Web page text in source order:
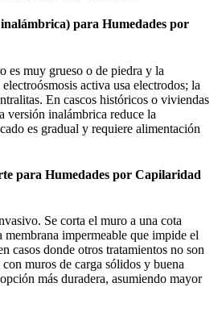
para Humedades por
es muy grueso o de piedra y la
activa usa electrodos; la
En cascos históricos o viviendas
versión inalámbrica reduce la
es gradual y requiere alimentación
para Humedades por Capilaridad
Se corta el muro a una cota
membrana impermeable que impide el
casos donde otros tratamientos no son
muros de carga sólidos y buena
más duradera, asumiendo mayor